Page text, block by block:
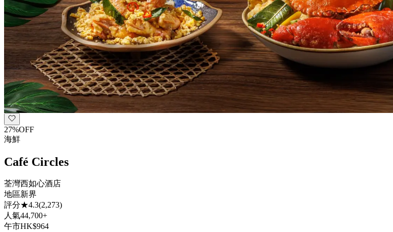
27%OFF
海鮮
Café Circles
荃灣西如心酒店
地區新界
評分★4.3(2,273)
人氣44,700+
午市HK$964